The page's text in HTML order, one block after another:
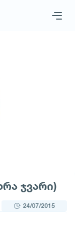
ჯვარი)
24/07/2015